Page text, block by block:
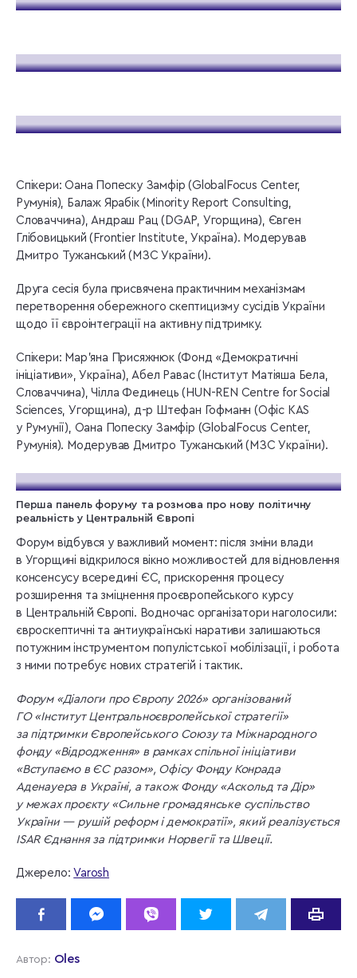
Спікери: Оана Попеску Замфір (GlobalFocus Center,
Румунія), Балаж Ярабік (Minority Report Consulting,
Словаччина), Андраш Рац (DGAP, Угорщина), Євген
Глібовицький (Frontier Institute, Україна). Модерував
Дмитро Тужанський (МЗС України).
Друга сесія була присвячена практичним механізмам
перетворення обережного скептицизму сусідів України
щодо її євроінтеграції на активну підтримку.
Спікери: Мар’яна Присяжнюк (Фонд «Демократичні
ініціативи», Україна), Абел Равас (Інститут Матіяша Бела,
Словаччина), Чілла Фединець (HUN-REN Centre for Social
Sciences, Угорщина), д-р Штефан Гофманн (Офіс KAS
у Румунії), Оана Попеску Замфір (GlobalFocus Center,
Румунія). Модерував Дмитро Тужанський (МЗС України).
Перша панель форуму та розмова про нову політичну
реальність у Центральній Європі
Форум відбувся у важливий момент: після зміни влади
в Угорщині відкрилося вікно можливостей для відновлення
консенсусу всередині ЄС, прискорення процесу
розширення та зміцнення проєвропейського курсу
в Центральній Європі. Водночас організатори наголосили:
євроскептичні та антиукраїнські наративи залишаються
потужним інструментом популістської мобілізації, і робота
з ними потребує нових стратегій і тактик.
Форум «Діалоги про Європу 2026» організований
ГО «Інститут Центральноєвропейської стратегії»
за підтримки Європейського Союзу та Міжнародного
фонду «Відродження» в рамках спільної ініціативи
«Вступаємо в ЄС разом», Офісу Фонду Конрада
Аденауера в Україні, а також Фонду «Аскольд та Дір»
у межах проєкту «Сильне громадянське суспільство
України — рушій реформ і демократії», який реалізується
ISAR Єднання за підтримки Норвегії та Швеції.
Джерело:Varosh
Автор: Oles